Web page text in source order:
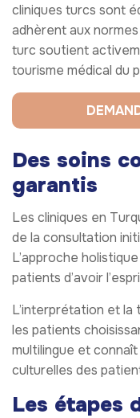
cliniques turcs sont
adhèrent aux
turc soutient
tourisme médical du
Des soins
garantis
Les cliniques en
de la consultation
L’approche
patients d’avoir
L’interprétation et la
les patients
multilingue et
culturelles des
Les étapes